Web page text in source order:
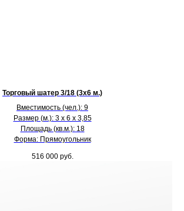
Торговый шатер 3/18 (3х6 м.)
Вместимость (чел.): 9
Размер (м.): 3 х 6 х 3,85
Площадь (кв.м.): 18
Форма: Прямоугольник
516 000 руб.